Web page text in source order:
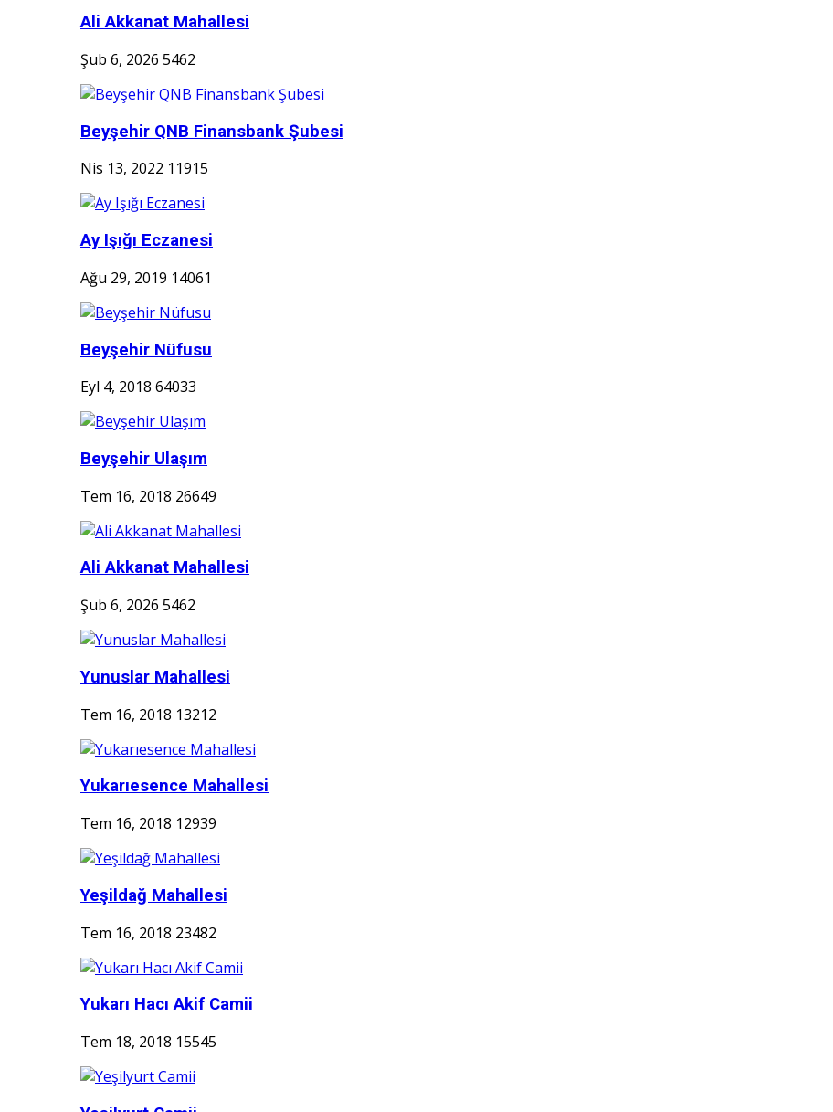
Ali Akkanat Mahallesi
Şub 6, 2026 5462
Beyşehir QNB Finansbank Şubesi
Nis 13, 2022 11915
Ay Işığı Eczanesi
Ağu 29, 2019 14061
Beyşehir Nüfusu
Eyl 4, 2018 64033
Beyşehir Ulaşım
Tem 16, 2018 26649
Ali Akkanat Mahallesi
Şub 6, 2026 5462
Yunuslar Mahallesi
Tem 16, 2018 13212
Yukarıesence Mahallesi
Tem 16, 2018 12939
Yeşildağ Mahallesi
Tem 16, 2018 23482
Yukarı Hacı Akif Camii
Tem 18, 2018 15545